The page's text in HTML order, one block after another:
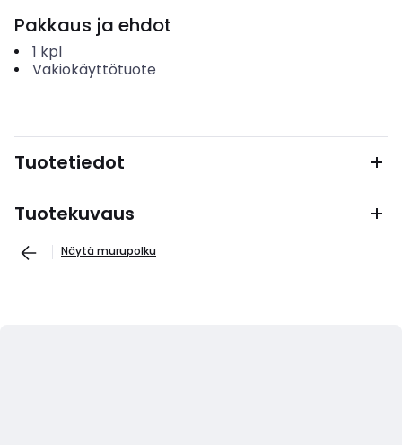
Pakkaus ja ehdot
1 kpl
Vakiokäyttötuote
Tuotetiedot
Tuotekuvaus
Näytä murupolku